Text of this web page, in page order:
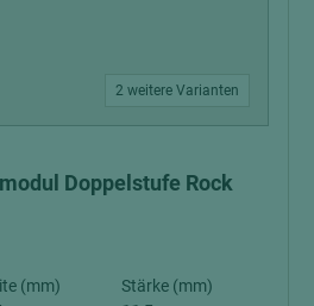
2 weitere Varianten
Doppelstufe Rock
(mm)
Stärke (mm)